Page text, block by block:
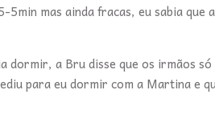
mas ainda fracas, eu sabia que
a Bru disse que os irmãos só
para eu dormir com a Martina e